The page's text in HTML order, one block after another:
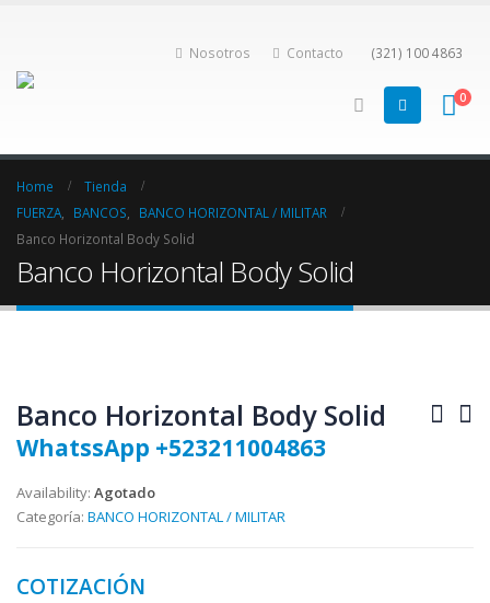
Nosotros Contacto (321) 100 4863
0
Home
Tienda
FUERZA
BANCOS
BANCO HORIZONTAL / MILITAR
Banco Horizontal Body Solid
Banco Horizontal Body Solid
Banco Horizontal Body Solid
WhatssApp +523211004863
Availability: Agotado
Categoría: BANCO HORIZONTAL / MILITAR
COTIZACIÓN